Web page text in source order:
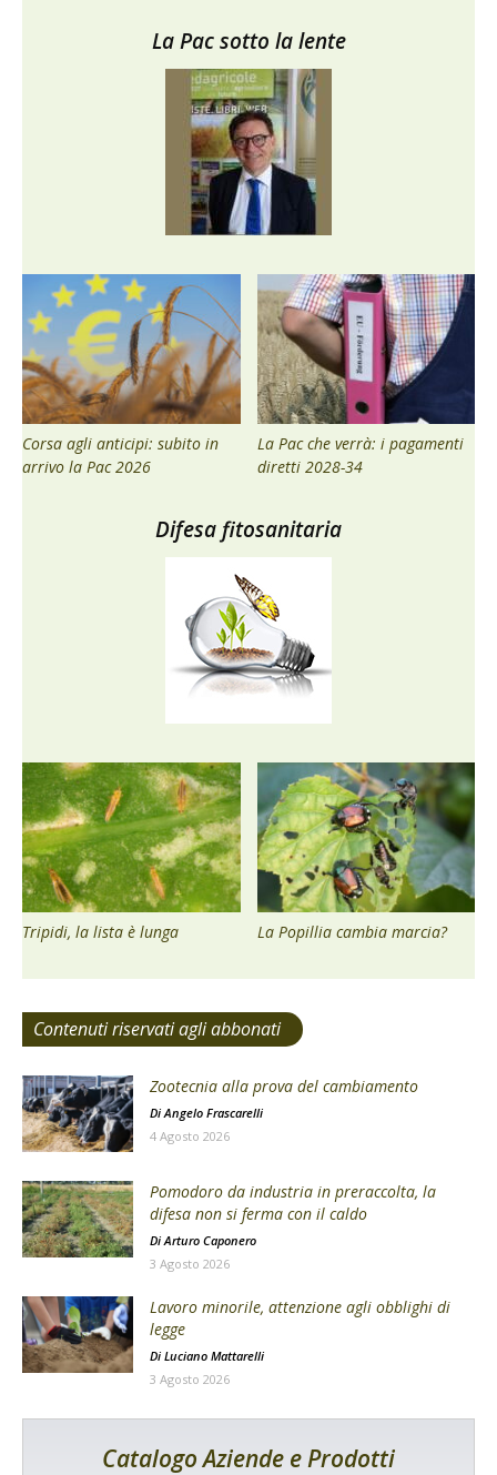
La Pac sotto la lente
Corsa agli anticipi: subito in
arrivo la Pac 2026
La Pac che verrà: i pagamenti
diretti 2028-34
Difesa fitosanitaria
Tripidi, la lista è lunga La Popillia cambia marcia?
Contenuti riservati agli abbonati
Zootecnia alla prova del cambiamento
DiAngelo Frascarelli
4 Agosto 2026
Pomodoro da industria in preraccolta, la
difesa non si ferma con il caldo
Di Arturo Caponero
3 Agosto 2026
Lavoro minorile, attenzione agli obblighi di
legge
Di Luciano Mattarelli
3 Agosto 2026
Catalogo Aziende e Prodotti